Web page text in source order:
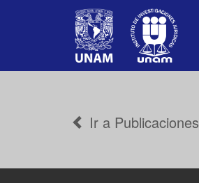
Ir a Publicaciones